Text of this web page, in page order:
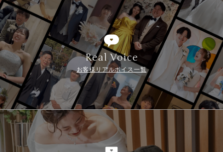
Real Voice
お客様リアルボイス一覧